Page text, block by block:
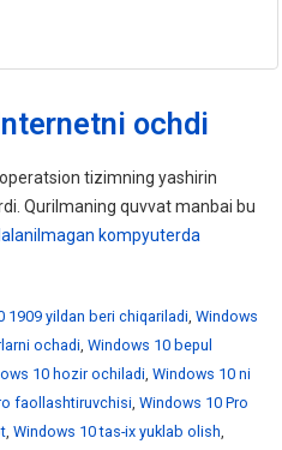
ochdi
tizimning yashirin
Qurilmaning quvvat manbai bu
kompyuterda
1909 yildan beri chiqariladi, Windows
ochadi, Windows 10 bepul
10 hozir ochiladi, Windows 10 ni
faollashtiruvchisi, Windows 10 Pro
, Windows 10 tas-ix yuklab olish,